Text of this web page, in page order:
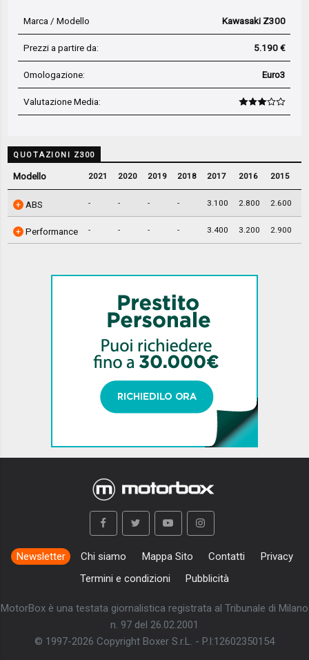
Marca / Modello Kawasaki Z300
Prezzi a partire da: 5.190 €
Omologazione: Euro3
Valutazione Media:
QUOTAZIONI Z300
Modello 2021 2020 2019 2018 2017 2016 2015
ABS - - - - 3.100 2.800 2.600
Performance - - - - 3.400 3.200 2.900
Newsletter Chi siamo Mappa Sito Contatti
Privacy
Termini e condizioni
Pubblicità
MotorBox è una testata giornalistica registrata al Tribunale di Milano
n. 97 del 26.02.2001
© 1997-2026 Copyright Boxer S.r.L. - P.I:12602350154